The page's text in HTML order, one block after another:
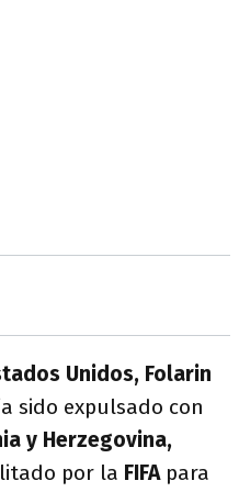
Unidos, Folarin
sido expulsado con
y Herzegovina,
por la FIFApara